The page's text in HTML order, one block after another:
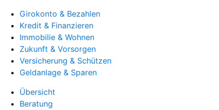
Girokonto & Bezahlen
Kredit & Finanzieren
Immobilie & Wohnen
Zukunft & Vorsorgen
Versicherung & Schützen
Geldanlage & Sparen
Übersicht
Beratung